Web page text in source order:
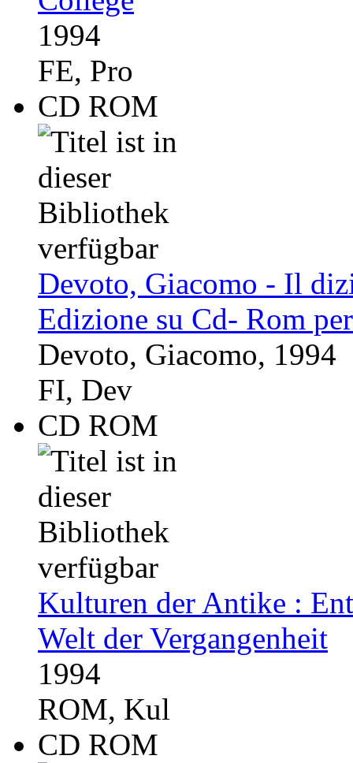
1994
FE, Pro
CD ROM
Devoto, Giacomo - Il
Edizione su Cd- Rom
Devoto, Giacomo, 1994
FI, Dev
CD ROM
Kulturen der Antike :
Welt der Vergangenheit
1994
ROM, Kul
CD ROM